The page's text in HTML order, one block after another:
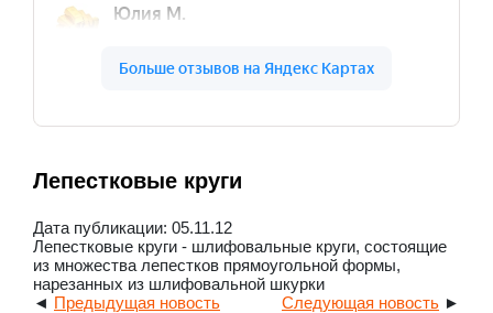
Лепестковые круги
Дата публикации: 05.11.12
Лепестковые круги - шлифовальные круги, состоящие
из множества лепестков прямоугольной формы,
нарезанных из шлифовальной шкурки
Следующая новость ►
◄ Предыдущая новость